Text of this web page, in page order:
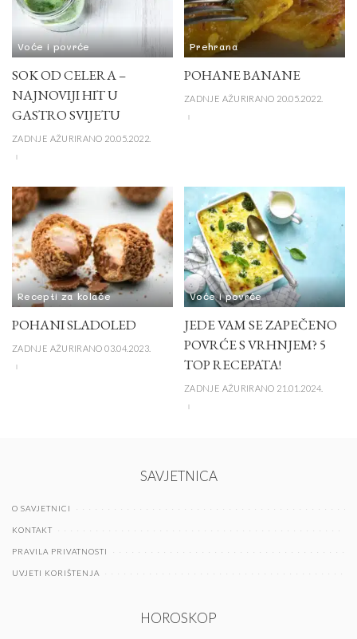
Voće i povrće
SOK OD CELERA –
NAJNOVIJI HIT U
GASTRO SVIJETU
ZADNJE AŽURIRANO 20.05.2022.
Prehrana
POHANE BANANE
ZADNJE AŽURIRANO 20.05.2022.
Recepti za kolače
POHANI SLADOLED
ZADNJE AŽURIRANO 03.04.2023.
Voće i povrće
JEDE VAM SE ZAPEČENO
POVRĆE S VRHNJEM? 5
TOP RECEPATA!
ZADNJE AŽURIRANO 21.01.2024.
SAVJETNICA
O SAVJETNICI
KONTAKT
PRAVILA PRIVATNOSTI
UVJETI KORIŠTENJA
HOROSKOP